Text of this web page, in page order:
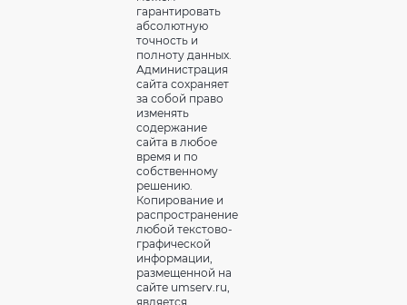
гарантировать
абсолютную
точность и
полноту данных.
Администрация
сайта сохраняет
за собой право
изменять
содержание
сайта в любое
время и по
собственному
решению.
Копирование и
распространение
любой текстово-
графической
информации,
размещенной на
сайте umserv.ru,
является